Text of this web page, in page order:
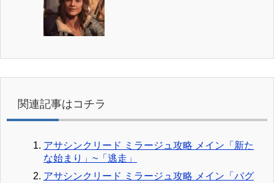
関連記事はコチラ
アサシンクリード ミラージュ攻略 メイン「新た
な始まり」~「逃走」
アサシンクリード ミラージュ攻略 メイン「バグ